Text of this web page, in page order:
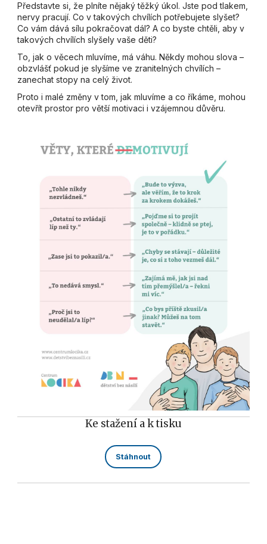
Představte si, že plníte nějaký těžký úkol. Jste pod tlakem,
nervy pracují. Co v takových chvílích potřebujete slyšet?
Co vám dává sílu pokračovat dál? A co byste chtěli, aby v
takových chvílích slyšely vaše děti?
To, jak o věcech mluvíme, má váhu. Někdy mohou slova –
obzvlášť pokud je slyšíme ve zranitelných chvílích –
zanechat stopy na celý život.
Proto i malé změny v tom, jak mluvíme a co říkáme, mohou
otevřít prostor pro větší motivaci i vzájemnou důvěru.
Ke stažení a k tisku
Stáhnout